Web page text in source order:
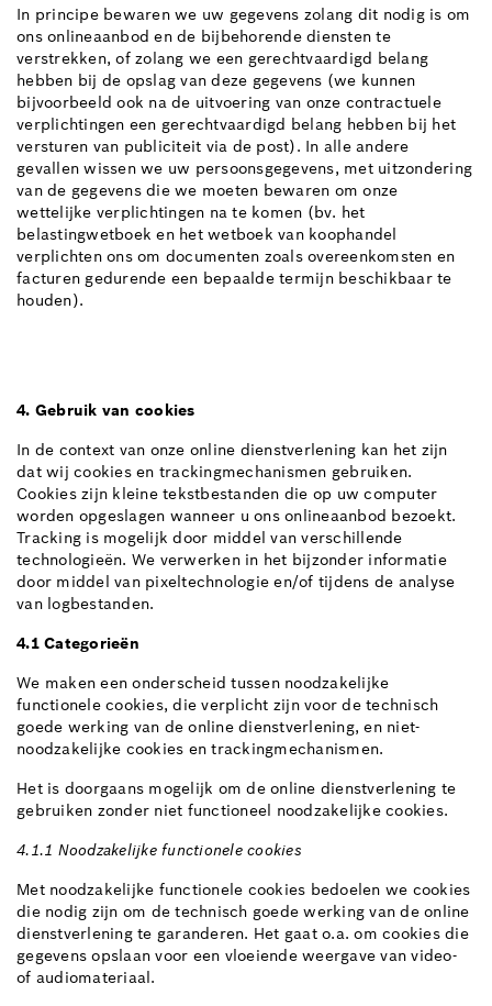
In principe bewaren we uw gegevens zolang dit nodig is om
ons onlineaanbod en de bijbehorende diensten te
verstrekken, of zolang we een gerechtvaardigd belang
hebben bij de opslag van deze gegevens (we kunnen
bijvoorbeeld ook na de uitvoering van onze contractuele
verplichtingen een gerechtvaardigd belang hebben bij het
versturen van publiciteit via de post). In alle andere
gevallen wissen we uw persoonsgegevens, met uitzondering
van de gegevens die we moeten bewaren om onze
wettelijke verplichtingen na te komen (bv. het
belastingwetboek en het wetboek van koophandel
verplichten ons om documenten zoals overeenkomsten en
facturen gedurende een bepaalde termijn beschikbaar te
houden).
4. Gebruik van cookies
In de context van onze online dienstverlening kan het zijn
dat wij cookies en trackingmechanismen gebruiken.
Cookies zijn kleine tekstbestanden die op uw computer
worden opgeslagen wanneer u ons onlineaanbod bezoekt.
Tracking is mogelijk door middel van verschillende
technologieën. We verwerken in het bijzonder informatie
door middel van pixeltechnologie en/of tijdens de analyse
van logbestanden.
4.1 Categorieën
We maken een onderscheid tussen noodzakelijke
functionele cookies, die verplicht zijn voor de technisch
goede werking van de online dienstverlening, en niet-
noodzakelijke cookies en trackingmechanismen.
Het is doorgaans mogelijk om de online dienstverlening te
gebruiken zonder niet functioneel noodzakelijke cookies.
4.1.1 Noodzakelijke functionele cookies
Met noodzakelijke functionele cookies bedoelen we cookies
die nodig zijn om de technisch goede werking van de online
dienstverlening te garanderen. Het gaat o.a. om cookies die
gegevens opslaan voor een vloeiende weergave van video-
of audiomateriaal.